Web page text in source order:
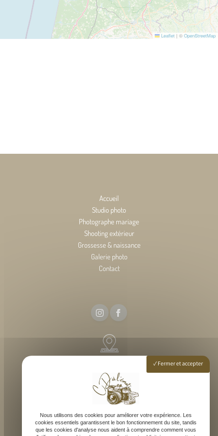
Leaflet | © OpenStreetMap
Accueil
Studio photo
Photographe mariage
Shooting extérieur
Grossesse & naissance
Galerie photo
Contact
54 rue elise deroche, 33127 Martignas-sur-JalleFermer et accepter
Nous utilisons des cookies pour améliorer votre expérience. Les
cookies essentiels garantissent le bon fonctionnement du site, tandis
que les cookies d'analyse nous aident à comprendre comment vous